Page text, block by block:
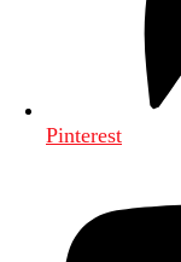
Pinterest